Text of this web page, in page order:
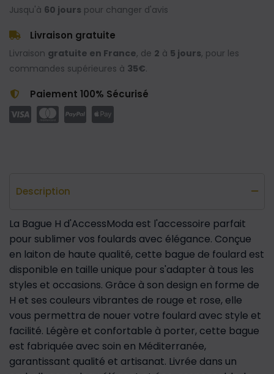
Jusqu'à 60 jours pour changer d'avis
Livraison gratuite
Livraison gratuite en France, de 2 à 5 jours, pour les
commandes supérieures à 35€.
Paiement 100% Sécurisé
Description
La Bague H d'AccessModa est l'accessoire parfait
pour sublimer vos foulards avec élégance. Conçue
en laiton de haute qualité, cette bague de foulard est
disponible en taille unique pour s'adapter à tous les
styles et occasions. Grâce à son design en forme de
H et ses couleurs vibrantes de rouge et rose, elle
vous permettra de nouer votre foulard avec style et
facilité. Légère et confortable à porter, cette bague
est fabriquée avec soin en Méditerranée,
garantissant qualité et artisanat. Livrée dans un